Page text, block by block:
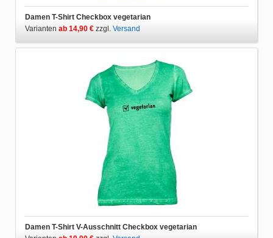
Damen T-Shirt Checkbox vegetarian
Varianten ab 14,90 € zzgl. Versand
Damen T-Shirt V-Ausschnitt Checkbox vegetarian